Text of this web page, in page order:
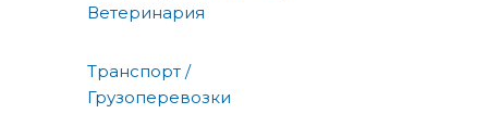
Ветеринария
Транспорт /
Грузоперевозки